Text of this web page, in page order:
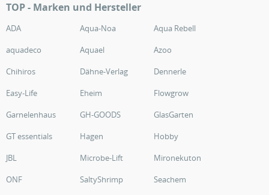
TOP - Marken und Hersteller
ADA Aqua-Noa
Aqua Rebell
aquadeco
Aquael
Azoo
Chihiros
Dähne-Verlag
Dennerle
Easy-Life
Eheim
Flowgrow
Garnelenhaus
GH-GOODS
GlasGarten
GT essentials
Hagen
Hobby
JBL
Microbe-Lift
Mironekuton
ONF
SaltyShrimp
Seachem